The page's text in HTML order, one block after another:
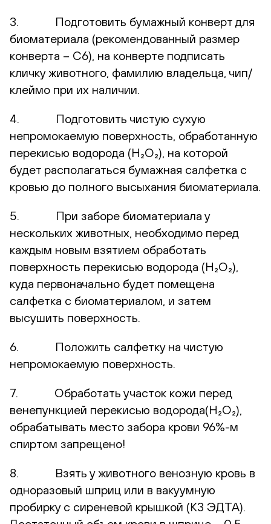
3. Подготовить бумажный конверт для
биоматериала (рекомендованный размер
конверта – С6), на конверте подписать
кличку животного, фамилию владельца, чип/
клеймо при их наличии.
4. Подготовить чистую сухую
непромокаемую поверхность, обработанную
перекисью водорода (H₂O₂), на которой
будет располагаться бумажная салфетка с
кровью до полного высыхания биоматериала.
5. При заборе биоматериала у
нескольких животных, необходимо перед
каждым новым взятием обработать
поверхность перекисью водорода (H₂O₂),
куда первоначально будет помещена
салфетка с биоматериалом, и затем
высушить поверхность.
6. Положить салфетку на чистую
непромокаемую поверхность.
7. Обработать участок кожи перед
венепункцией перекисью водорода(H₂O₂),
обрабатывать место забора крови 96%-м
спиртом запрещено!
8. Взять у животного венозную кровь в
одноразовый шприц или в вакуумную
пробирку с сиреневой крышкой (К3 ЭДТА).